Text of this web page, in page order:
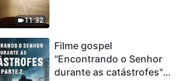
11:32
Filme gospel
"Encontrando o Senhor
durante as catástrofes"